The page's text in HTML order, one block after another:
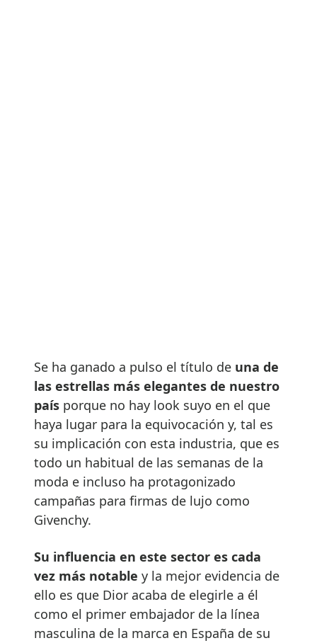
Se ha ganado a pulso el título de una de
las estrellas más elegantes de nuestro
país porque no hay look suyo en el que
haya lugar para la equivocación y, tal es
su implicación con esta industria, que es
todo un habitual de las semanas de la
moda e incluso ha protagonizado
campañas para firmas de lujo como
Givenchy.
Su influencia en este sector es cada
vez más notable y la mejor evidencia de
ello es que Dior acaba de elegirle a él
como el primer embajador de la línea
masculina de la marca en España de su